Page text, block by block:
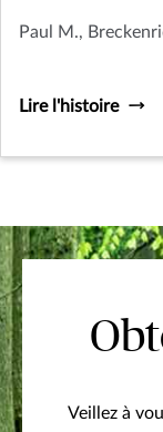
Paul M.,
Lire l'histoire
Veillez à